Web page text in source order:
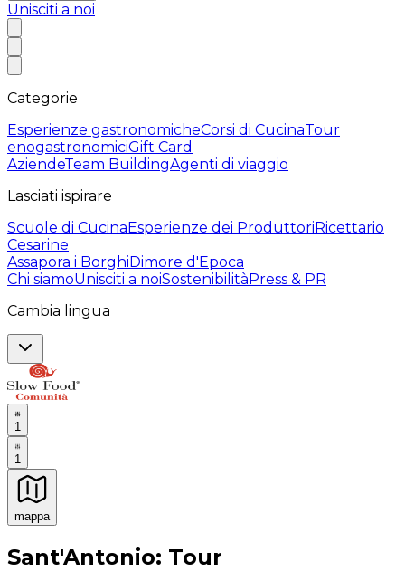
Unisciti a noi
Categorie
Esperienze gastronomicheCorsi di CucinaTour
enogastronomiciGift Card
AziendeTeam BuildingAgenti di viaggio
Lasciati ispirare
Scuole di CucinaEsperienze dei ProduttoriRicettario
Cesarine
Assapora i BorghiDimore d'Epoca
Chi siamoUnisciti a noiSostenibilitàPress & PR
Cambia lingua
1
1
mappa
Esperienze culinarie indimenticabili: Esperienze
Sant'Antonio: Tour